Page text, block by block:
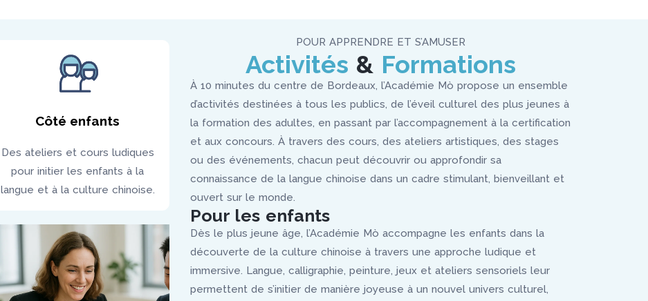
Côté enfants
Des ateliers et cours ludiques
pour initier les enfants à la
langue et à la culture chinoise.
POUR APPRENDRE ET S’AMUSER
Activités & Formations
À 10 minutes du centre de Bordeaux, l’Académie Mò propose un ensemble
d’activités destinées à tous les publics, de l’éveil culturel des plus jeunes à
la formation des adultes, en passant par l’accompagnement à la certification
et aux concours. À travers des cours, des ateliers artistiques, des stages
ou des événements, chacun peut découvrir ou approfondir sa
connaissance de la langue chinoise dans un cadre stimulant, bienveillant et
ouvert sur le monde.
Pour les enfants
Dès le plus jeune âge, l’Académie Mò accompagne les enfants dans la
découverte de la culture chinoise à travers une approche ludique et
immersive. Langue, calligraphie, peinture, jeux et ateliers sensoriels leur
permettent de s’initier de manière joyeuse à un nouvel univers culturel,